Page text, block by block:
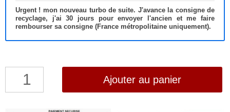
Urgent ! mon nouveau turbo de suite. J'avance la consigne de
recyclage, j'ai 30 jours pour envoyer l'ancien et me faire
rembourser sa consigne (France métropolitaine uniquement).
quantité
Ajouter au panier